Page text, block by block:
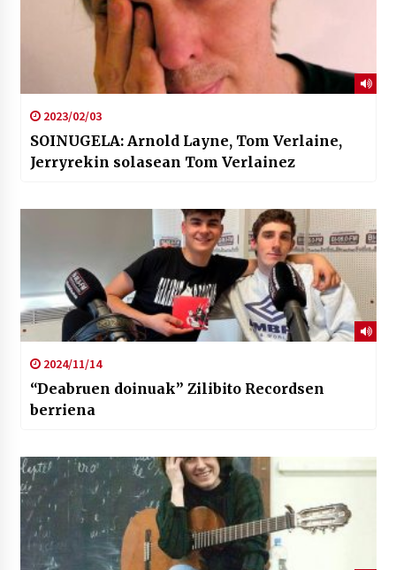
2023/02/03
SOINUGELA: Arnold Layne, Tom Verlaine,
Jerryrekin solasean Tom Verlainez
2024/11/14
“Deabruen doinuak” Zilibito Recordsen
berriena